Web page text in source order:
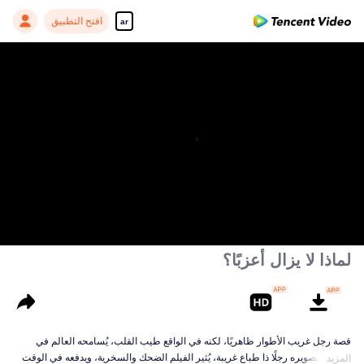
ar افتح التطبيق
لماذا لا يزال أعزبًا؟
قصة رجل غريب الأطوار ظاهريًا، لكنه في الواقع طيب القلب، يُسامحه العالم في
النهاية. بتصويره رجلًا ذا طباع غريبة، يُثير الفيلم الضحك والسخرية، ويدفعه في الوقت
المزيد